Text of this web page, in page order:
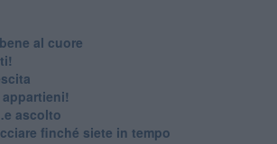
al cuore
ascolto
finché siete in tempo